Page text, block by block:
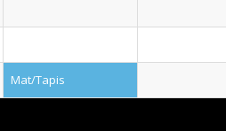
Mat/Tapis